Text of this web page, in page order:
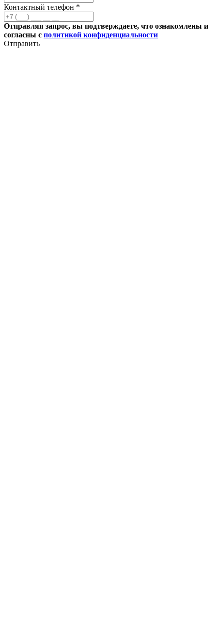
Контактный телефон *
Отправляя запрос, вы подтверждаете, что ознакомлены и
согласны с политикой конфиденциальности
Отправить